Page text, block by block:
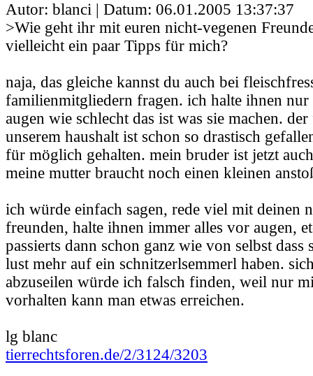
Autor: blanci | Datum: 06.01.2005 13:37:37
>Wie geht ihr mit euren nicht-vegenen
vielleicht ein paar Tipps für mich?
naja, das gleiche kannst du auch bei
familienmitgliedern fragen. ich halte ihnen
augen wie schlecht das ist was sie machen.
unserem haushalt ist schon so drastisch
für möglich gehalten. mein bruder ist jetzt
meine mutter braucht noch einen kleinen
ich würde einfach sagen, rede viel mit deinen
freunden, halte ihnen immer alles vor augen,
passierts dann schon ganz wie von selbst
lust mehr auf ein schnitzerlsemmerl haben.
abzuseilen würde ich falsch finden, weil nur
vorhalten kann man etwas erreichen.
lg blanc
tierrechtsforen.de/2/3124/3203